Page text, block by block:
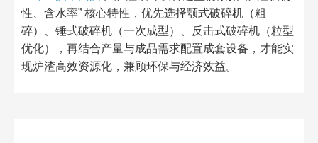
性、含水率” 核心特性，优先选择颚式破碎机（粗
碎）、锤式破碎机（一次成型）、反击式破碎机（粒型
优化），再结合产量与成品需求配置成套设备，才能实
现炉渣高效资源化，兼顾环保与经济效益。